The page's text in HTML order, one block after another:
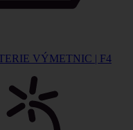
VÝMETNIC | F4